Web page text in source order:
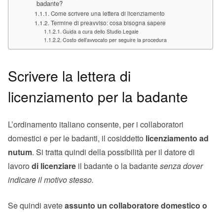
badante?
Come scrivere una lettera di licenziamento
Termine di preavviso: cosa bisogna sapere
Guida a cura dello Studio Legale
Costo dell’avvocato per seguire la procedura
Scrivere la lettera di
licenziamento per la badante
L’ordinamento italiano consente, per i collaboratori
domestici e per le badanti, il cosiddetto licenziamento ad
nutum. Si tratta quindi della possibilità per il datore di
lavoro di licenziare il badante o la badantesenza dover
indicare il motivo stesso.
Se quindi aveteassunto un collaboratore domestico o